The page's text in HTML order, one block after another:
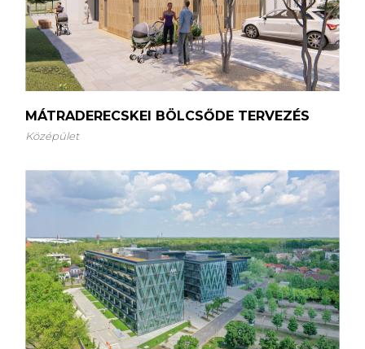
MÁTRADERECSKEI BÖLCSŐDE TERVEZÉS
Középület